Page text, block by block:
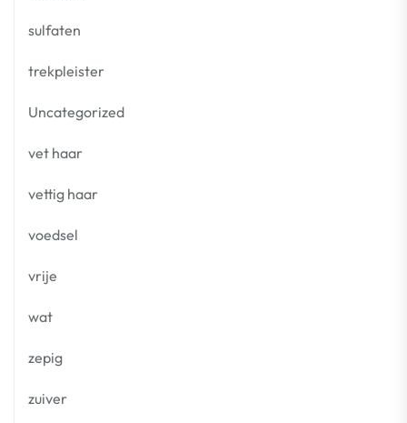
sulfaten
trekpleister
Uncategorized
vet haar
vettig haar
voedsel
vrije
wat
zepig
zuiver